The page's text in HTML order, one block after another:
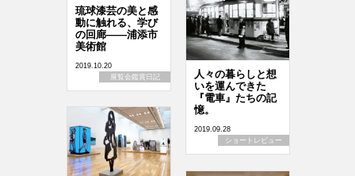
琉球漆芸の美と感
動に触れる、学び
の回廊――浦添市
美術館
2019.10.20
展覧会鑑賞日記
人々の暮らしと想
いを運んできた
『電車』たちの記
憶。
2019.09.28
ショートレビュー